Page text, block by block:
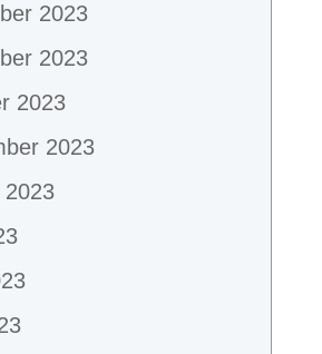
2023
2023
2023
2023
2023